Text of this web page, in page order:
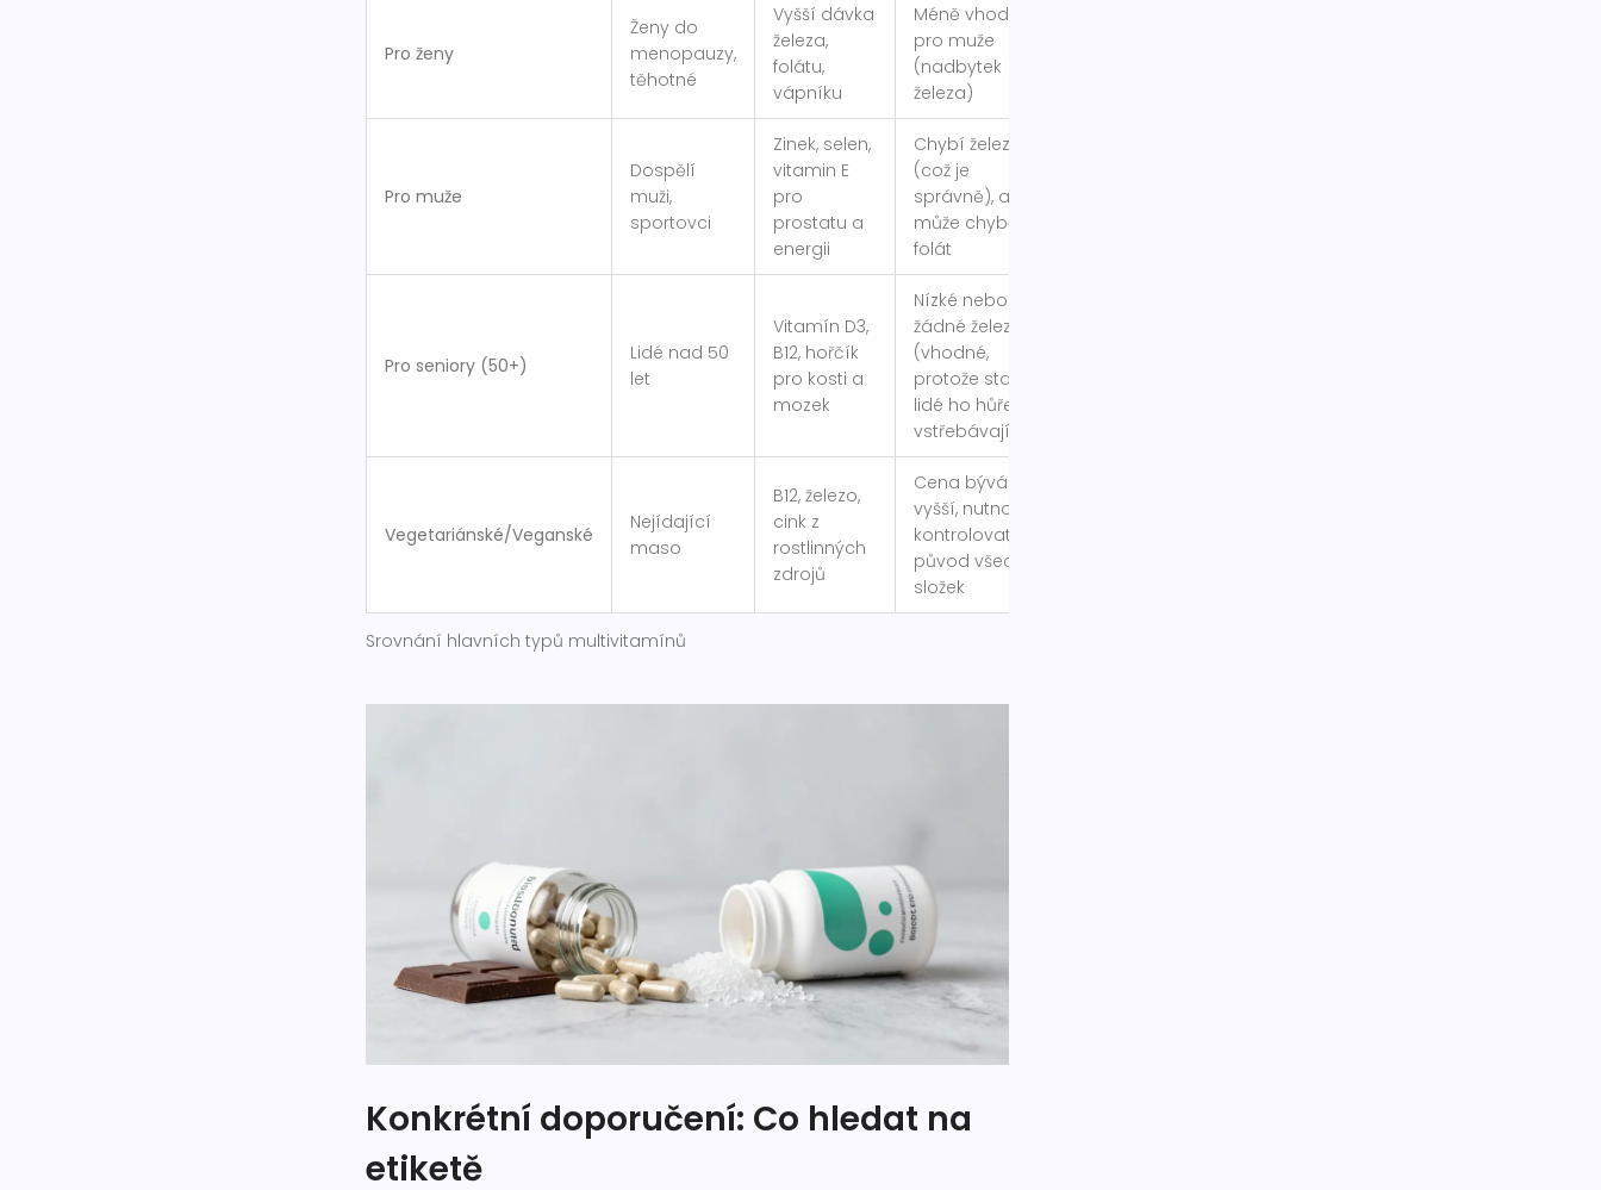
Srovnání hlavních typů multivitamínů
Pro ženy
Ženy do
menopauzy,
těhotné
Vyšší dávka
železa,
folátu,
vápníku
Méně vhodné
pro muže
(nadbytek
železa)
Pro muže
Dospělí
muži,
sportovci
Zinek, selen,
vitamin E
pro
prostatu a
energii
Chybí železo
(což je
správně), ale
může chybět
folát
Pro seniory (50+)
Lidé nad 50
let
Vitamín D3,
B12, hořčík
pro kosti a
mozek
Nízké nebo
žádné železo
(vhodné,
protože starší
lidé ho hůře
vstřebávají)
Vegetariánské/Veganské
Nejídající
maso
B12, železo,
cink z
rostlinných
zdrojů
Cena bývá
vyšší, nutnost
kontrolovat
původ všech
složek
Konkrétní doporučení: Co hledat na
etiketě